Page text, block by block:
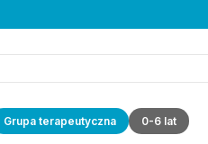
Grupa terapeutyczna 0-6 lat